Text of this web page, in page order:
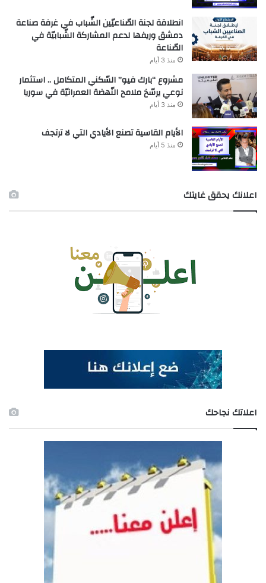
انطلاقة لجنة الصّناعيّين الشّباب في غرفة صناعة
دمشق وريفها لدعم المشاركة الشّبابيّة في
الصّناعة
منذ 3 أيام
مشروع “بارك فيو” السّكني المتكامل .. استثمار
نوعي يرسّخ ملامح النّهضة العمرانيّة في سوريا
منذ 3 أيام
الأيام القاسية تصنع الأيادي التي لا ترتجف
منذ 5 أيام
اعلانك يحقق غايتك
اعلاتك نجاحك